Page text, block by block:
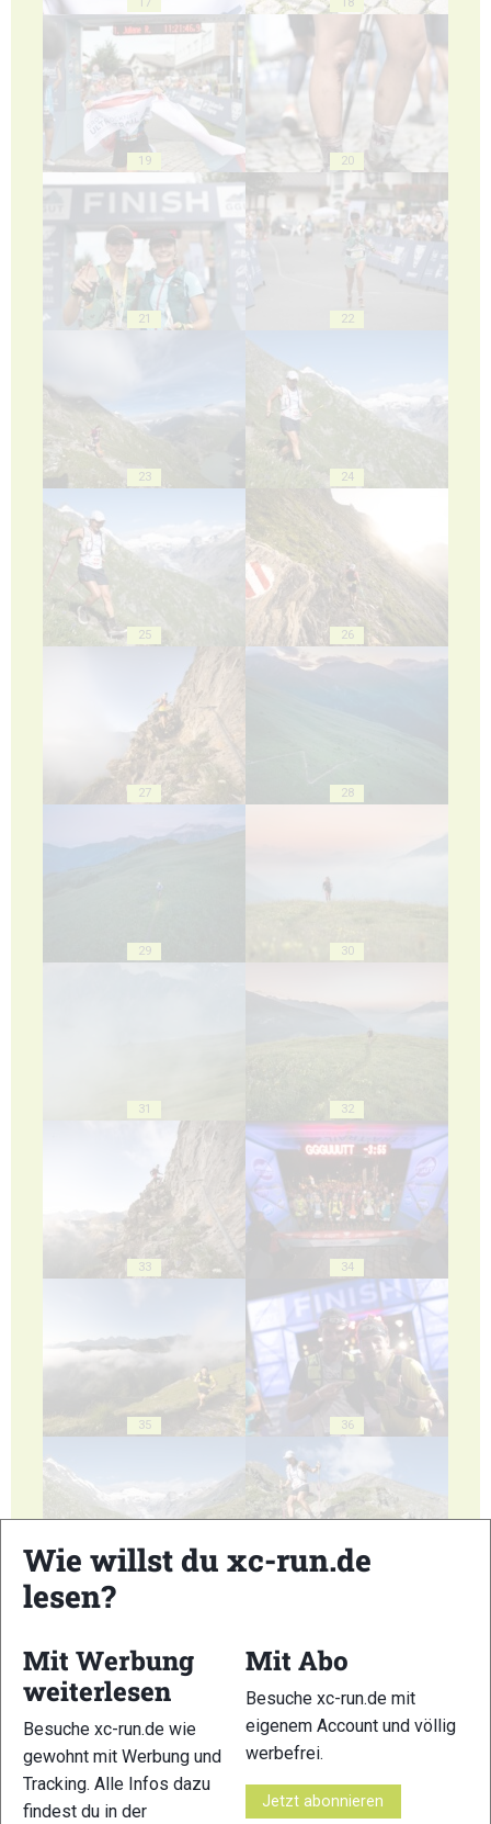
19 20
21 22
23 24
25 26
27 28
29 30
31 32
33 34
35 36
Wie willst du xc-run.de
lesen?
Mit Werbung
weiterlesen
Besuche xc-run.de wie
gewohnt mit Werbung und
Tracking. Alle Infos dazu
findest du in der
Mit Abo
Besuche xc-run.de mit
eigenem Account und völlig
werbefrei.
Jetzt abonnieren